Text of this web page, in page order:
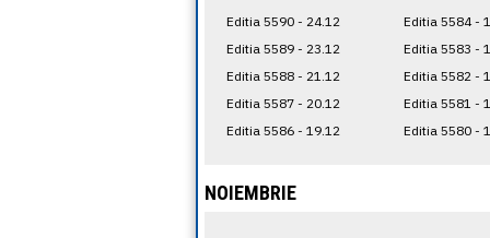
Editia 5590 - 24.12
Editia 5589 - 23.12
Editia 5588 - 21.12
Editia 5587 - 20.12
Editia 5586 - 19.12
Editia 5584 -
Editia 5583 -
Editia 5582 -
Editia 5581 -
Editia 5580 -
NOIEMBRIE